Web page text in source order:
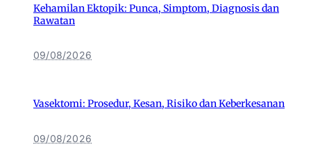
Kehamilan Ektopik: Punca, Simptom, Diagnosis dan
Rawatan
09/08/2026
Vasektomi: Prosedur, Kesan, Risiko dan Keberkesanan
09/08/2026